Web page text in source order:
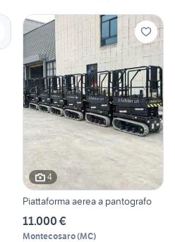
4
Piattaforma aerea a pantografo
11.000 €
Montecosaro(MC)